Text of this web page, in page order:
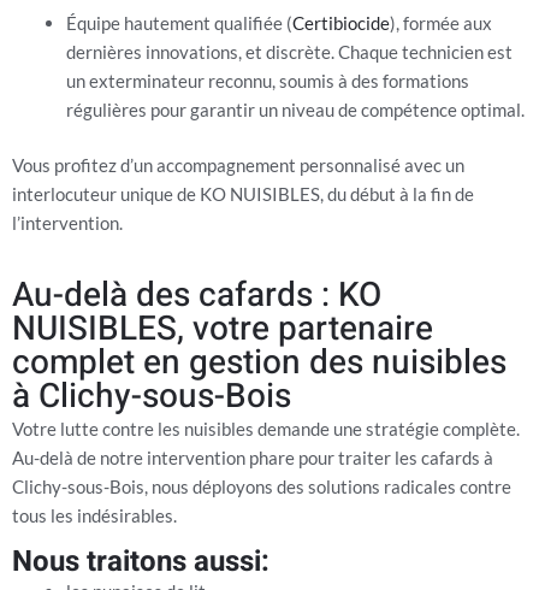
Équipe hautement qualifiée (Certibiocide), formée aux
dernières innovations, et discrète. Chaque technicien est
un exterminateur reconnu, soumis à des formations
régulières pour garantir un niveau de compétence optimal.
Vous profitez d’un accompagnement personnalisé avec un
interlocuteur unique de KO NUISIBLES, du début à la fin de
l’intervention.
Au-delà des cafards : KO
NUISIBLES, votre partenaire
complet en gestion des nuisibles
à Clichy-sous-Bois
Votre lutte contre les nuisibles demande une stratégie complète.
Au-delà de notre intervention phare pourtraiter les cafards à
Clichy-sous-Bois, nous déployons des solutions radicales contre
tous les indésirables.
Nous traitons aussi: